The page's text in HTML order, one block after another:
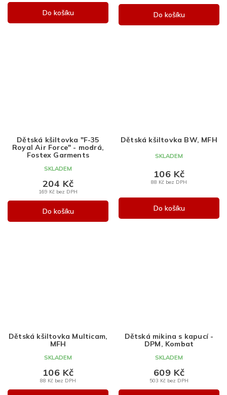
Do košíku Do košíku
Dětská kšiltovka "F-35
Royal Air Force" - modrá,
Fostex Garments
SKLADEM
169 Kč bez DPH
204 Kč
Do košíku
Dětská kšiltovka BW, MFH
SKLADEM
88 Kč bez DPH
106 Kč
Do košíku
Dětská kšiltovka Multicam,
MFH
SKLADEM
88 Kč bez DPH
106 Kč
Dětská mikina s kapucí -
DPM, Kombat
SKLADEM
503 Kč bez DPH
609 Kč